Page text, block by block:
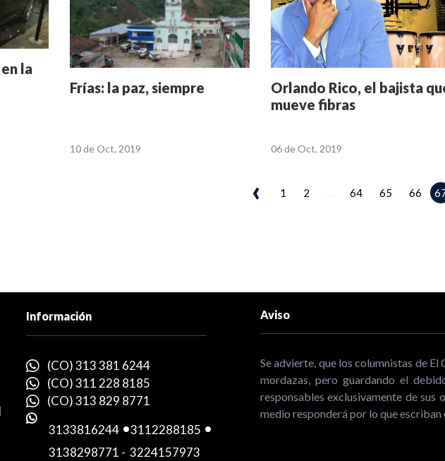
la
Frías: la paz, siempre
10 de Oct, 2019
Orlando Rico, el bajista
mueve fibras
06 de Oct, 2019
‹ 1 2 64 65 66
Información
(CO) 313 381 6244
(CO) 311 228 8185
(CO) 313 829 8771
3133816244 -3112288185 -
3138298771 - 3224157973
Aviso
Se advierte, que los columnistas de
mordazas, pero guardando el
responsables exclusivamente de sus
medio responderá por lo que escriban